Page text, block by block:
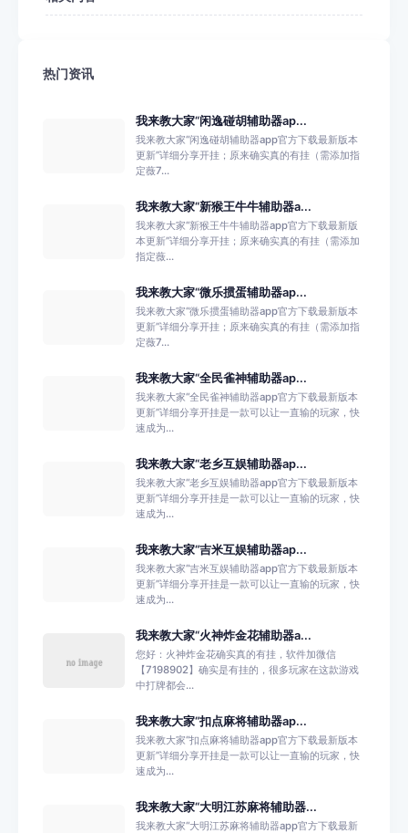
热门资讯
我来教大家“闲逸碰胡辅助器ap...
我来教大家“闲逸碰胡辅助器app官方下载最新版本
更新”详细分享开挂；原来确实真的有挂（需添加指
定薇7...
我来教大家“新猴王牛牛辅助器a...
我来教大家“新猴王牛牛辅助器app官方下载最新版
本更新”详细分享开挂；原来确实真的有挂（需添加
指定薇...
我来教大家“微乐掼蛋辅助器ap...
我来教大家“微乐掼蛋辅助器app官方下载最新版本
更新”详细分享开挂；原来确实真的有挂（需添加指
定薇7...
我来教大家“全民雀神辅助器ap...
我来教大家“全民雀神辅助器app官方下载最新版本
更新”详细分享开挂是一款可以让一直输的玩家，快
速成为...
我来教大家“老乡互娱辅助器ap...
我来教大家“老乡互娱辅助器app官方下载最新版本
更新”详细分享开挂是一款可以让一直输的玩家，快
速成为...
我来教大家“吉米互娱辅助器ap...
我来教大家“吉米互娱辅助器app官方下载最新版本
更新”详细分享开挂是一款可以让一直输的玩家，快
速成为...
我来教大家“火神炸金花辅助器a...
您好：火神炸金花确实真的有挂，软件加微信
【7198902】确实是有挂的，很多玩家在这款游戏
中打牌都会...
我来教大家“扣点麻将辅助器ap...
我来教大家“扣点麻将辅助器app官方下载最新版本
更新”详细分享开挂是一款可以让一直输的玩家，快
速成为...
我来教大家“大明江苏麻将辅助器...
我来教大家“大明江苏麻将辅助器app官方下载最新